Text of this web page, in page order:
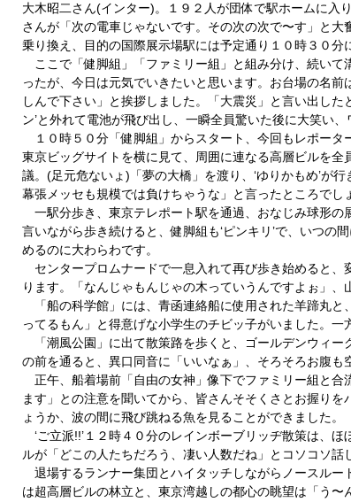
大木昭二さん(インター)。１９２人が団体で駅ホームに入
さんが「次の電車じゃないです。その次の次で〜す」と
乗り換え、目的の国際展示場駅には予定通り１０時３０分
ここで「健脚組」「ファミリー組」と組み分け、続いて
ったが、今日は元気でいきたいと思います。お台場の名
しんで下さい」と挨拶しました。「大震災」と言い出し
ン’と外れて電池が飛び出し、一瞬全員驚いた後に大笑い
１０時５０分「健脚組」からスタート、今回もレポータ
東京ビッグサイトを横に見て、周囲に連なる高層ビルを
議。(足元危ないょ)「夢の大橋」を渡り、‘ゆりかもめ’が
幕張メッセも規模では負けちゃうな」と言ったところでし
一駅分歩き、東京テレポート駅を通過、おなじみ球形の
言いながら歩き続けると、健脚組も‘ピンキリ’で、いつ
めるのに大わらわです。
センタープロムナードで一息入れて再び歩き始めると、
ります。「なんじゃもんじゃの木っていうんですよぉ」
「船の科学館」には、青函連絡船に使用された羊蹄丸と
ってるもん」と得意げな小学生のチビッ子がいました。
「潮風公園」に出て散策路を歩くと、ゴールデンウィー
の前を通ると、異口同音に「いいなぁ」、そろそろお腹も
正午、船着場前「自由の女神」像下でファミリー組と合
ます」との注意を聞いてから、皆さんそそくさとお握り
ょうか、波の間に飛び跳ねる魚を見ることができました。
‘ご立派!!’１２時４０分のレインボーブリッヂ散策は、
ルが「どこの人たちだろう、凄い人数だね」とコソコソ話
退場するランナー集団とハイタッチしながらノースルー
は超高層ビルの林立と、東京湾越しの都心の眺望は「う